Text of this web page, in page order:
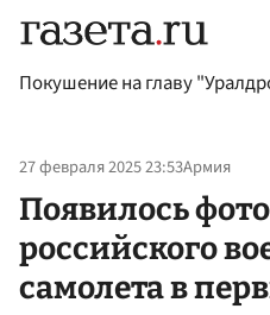
Покушение на главу
27 февраля 2025 23:53Армия
Появилось
российского
самолета в